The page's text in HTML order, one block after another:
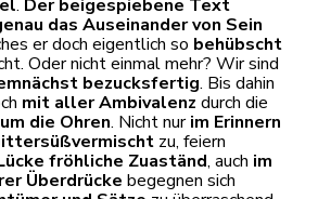
. Der beigespiebene Text
das Auseinandervon Sein
er doch eigentlich so behübscht
Oder nicht einmal mehr? Wir sind
bezucksfertig. Bis dahin
mit aller Ambivalenz durch die
um die Ohren. Nicht nurim Erinnern
zu, feiern
fröhliche Zuaständ, auch im
Überdrücke begegnen sich